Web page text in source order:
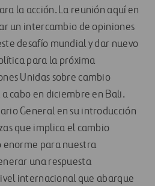
la acción. La reunión aquí en
un intercambio de opiniones
desafío mundial y dar nuevo
para la próxima
Unidas sobre cambio
cabo en diciembre en Bali.
General en su introducción
que implica el cambio
enorme para nuestra
una respuesta
internacional que abarque